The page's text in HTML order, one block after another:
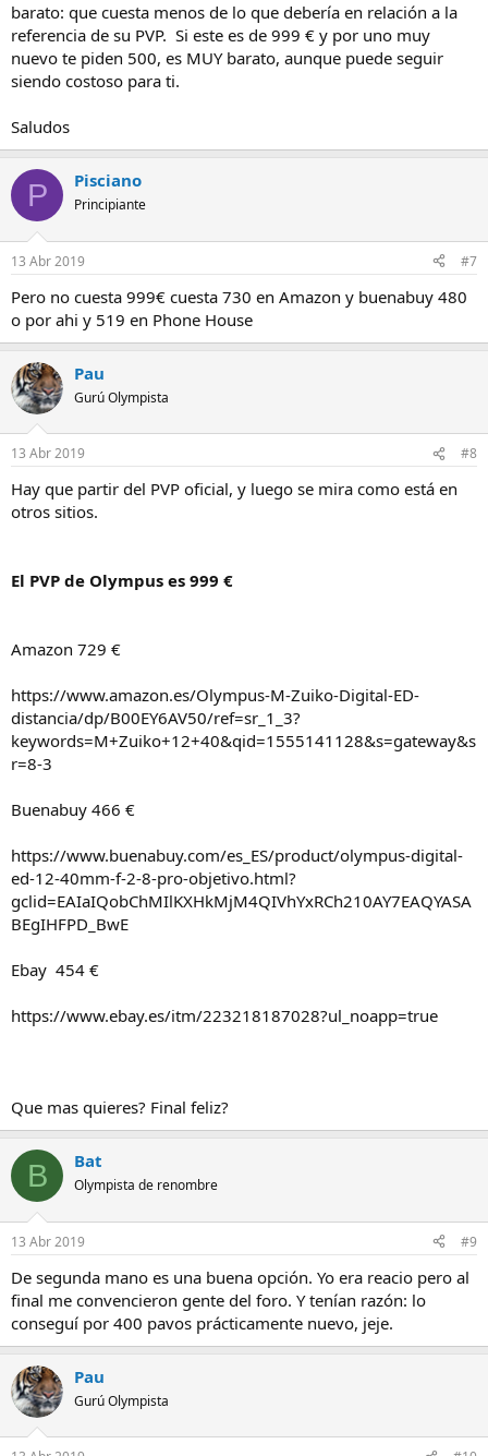
barato: que cuesta menos de lo que debería en relación a la
referencia de su PVP. Si este es de 999 € y por uno muy
nuevo te piden 500, es MUY barato, aunque puede seguir
siendo costoso para ti.
Saludos
P Pisciano
Principiante
13 Abr 2019 #7
Pero no cuesta 999€ cuesta 730 en Amazon y buenabuy 480
o por ahi y 519 en Phone House
Pau
Gurú Olympista
13 Abr 2019 #8
Hay que partir del PVP oficial, y luego se mira como está en
otros sitios.
El PVP de Olympus es 999 €
Amazon 729 €
https://www.amazon.es/Olympus-M-Zuiko-Digital-ED-
distancia/dp/B00EY6AV50/ref=sr_1_3?
keywords=M+Zuiko+12+40&qid=1555141128&s=gateway&s
r=8-3
Buenabuy 466 €
https://www.buenabuy.com/es_ES/product/olympus-digital-
ed-12-40mm-f-2-8-pro-objetivo.html?
gclid=EAIaIQobChMIlKXHkMjM4QIVhYxRCh210AY7EAQYASA
BEgIHFPD_BwE
Ebay 454 €
https://www.ebay.es/itm/223218187028?ul_noapp=true
Que mas quieres? Final feliz?
B Bat
Olympista de renombre
13 Abr 2019 #9
De segunda mano es una buena opción. Yo era reacio pero al
final me convencieron gente del foro. Y tenían razón: lo
conseguí por 400 pavos prácticamente nuevo, jeje.
Pau
Gurú Olympista